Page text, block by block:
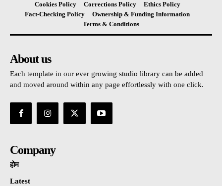
Cookies Policy
Corrections Policy
Ethics Policy
Fact-Checking Policy
Ownership & Funding Information
Terms & Conditions
About us
Each template in our ever growing studio library can be added
and moved around within any page effortlessly with one click.
Company
होम
Latest